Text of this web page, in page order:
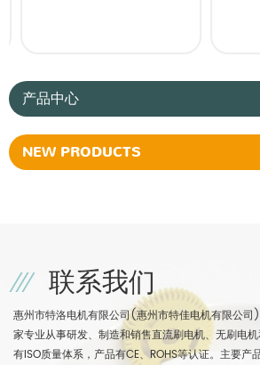
产品中心
NEW PRODUCTS
联系我们
惠州市特洛电机有限公司(惠州市特佳电机有限公司
家专业从事研发、制造和销售直流刷电机、无刷电
有ISO质量体系，产品有CE、ROHS等认证。主要产